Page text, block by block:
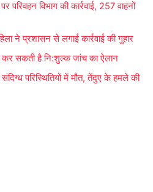
विभाग की कार्रवाई, 257 वाहनों
ने प्रशासन से लगाई कार्रवाई की गुहार
कर सकती है नि:शुल्क जांच का ऐलान
परिस्थितियों में मौत, तेंदुए के हमले की